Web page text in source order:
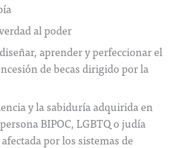
al poder
aprender y perfeccionar el
de becas dirigido por la
y la sabiduría adquirida en
BIPOC, LGBTQ o judía
por los sistemas de